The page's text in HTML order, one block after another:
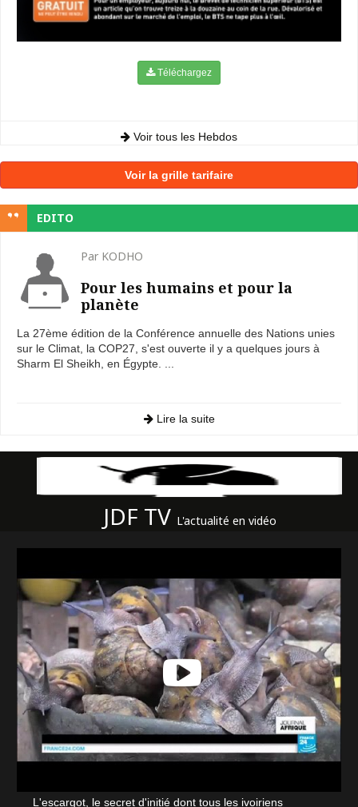
Téléchargez
Voir tous les Hebdos
Voir la grille tarifaire
EDITO
Par KODHO
Pour les humains et pour la
planète
La 27ème édition de la Conférence annuelle des Nations unies
sur le Climat, la COP27, s'est ouverte il y a quelques jours à
Sharm El Sheikh, en Égypte. ...
Lire la suite
JDF TV L'actualité en vidéo
L'escargot, le secret d'initié dont tous les ivoiriens